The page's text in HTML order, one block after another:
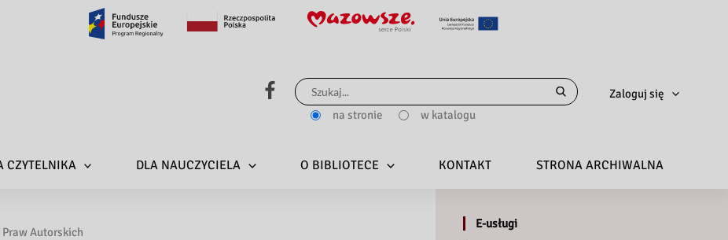
Szukaj
dla:
na stronie w katalogu
Zaloguj się
CZYTELNIKA DLA NAUCZYCIELA O BIBLIOTECE KONTAKT STRONA ARCHIWALNA
Autorskich
E-usługi